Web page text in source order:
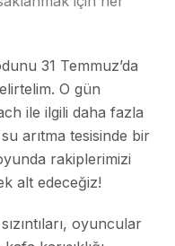
31 Temmuz’da
O gün
ile ilgili daha fazla
arıtma tesisinde bir
rakiplerimizi
alt edeceğiz!
oyuncular